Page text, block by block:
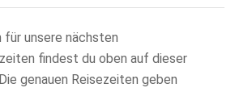
für unsere nächsten
findest du oben auf dieser
genauen Reisezeiten geben